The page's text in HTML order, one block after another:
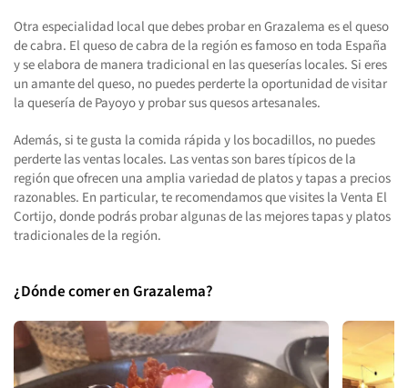
Otra especialidad local que debes probar en Grazalema es el queso
de cabra. El queso de cabra de la región es famoso en toda España
y se elabora de manera tradicional en las queserías locales. Si eres
un amante del queso, no puedes perderte la oportunidad de visitar
la quesería de Payoyo y probar sus quesos artesanales.
Además, si te gusta la comida rápida y los bocadillos, no puedes
perderte las ventas locales. Las ventas son bares típicos de la
región que ofrecen una amplia variedad de platos y tapas a precios
razonables. En particular, te recomendamos que visites la Venta El
Cortijo, donde podrás probar algunas de las mejores tapas y platos
tradicionales de la región.
¿Dónde comer en Grazalema?